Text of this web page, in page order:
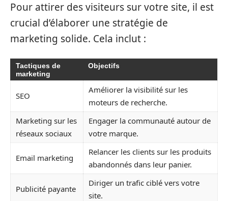
Pour attirer des visiteurs sur votre site, il est
crucial d’élaborer une stratégie de
marketing solide. Cela inclut :
Tactiques de
marketing
Objectifs
SEO
Améliorer la visibilité sur les
moteurs de recherche.
Marketing sur les
réseaux sociaux
Engager la communauté autour de
votre marque.
Email marketing
Relancer les clients sur les produits
abandonnés dans leur panier.
Publicité payante
Diriger un trafic ciblé vers votre
site.